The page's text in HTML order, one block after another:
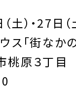
）・27日（
ス「街なか
３丁目